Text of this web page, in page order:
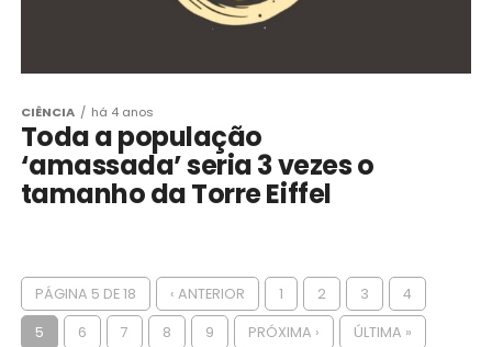
CIÊNCIA há 4 anos
Toda a população
‘amassada’ seria 3 vezes o
tamanho da Torre Eiffel
PÁGINA 5 DE 18 ‹ ANTERIOR 1 2 3 4
5 6 7 8 9 PRÓXIMA › ÚLTIMA »